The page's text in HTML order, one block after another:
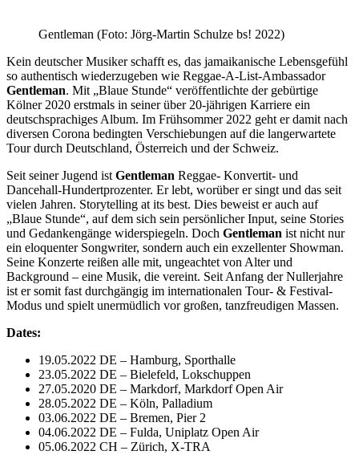
Gentleman (Foto: Jörg-Martin Schulze bs! 2022)
Kein deutscher Musiker schafft es, das jamaikanische Lebensgefühl
so authentisch wiederzugeben wie Reggae-A-List-Ambassador
Gentleman. Mit „Blaue Stunde“ veröffentlichte der gebürtige
Kölner 2020 erstmals in seiner über 20-jährigen Karriere ein
deutschsprachiges Album. Im Frühsommer 2022 geht er damit nach
diversen Corona bedingten Verschiebungen auf die langerwartete
Tour durch Deutschland, Österreich und der Schweiz.
Seit seiner Jugend ist Gentleman Reggae- Konvertit- und
Dancehall-Hundertprozenter. Er lebt, worüber er singt und das seit
vielen Jahren. Storytelling at its best. Dies beweist er auch auf
„Blaue Stunde“, auf dem sich sein persönlicher Input, seine Stories
und Gedankengänge widerspiegeln. Doch Gentleman ist nicht nur
ein eloquenter Songwriter, sondern auch ein exzellenter Showman.
Seine Konzerte reißen alle mit, ungeachtet von Alter und
Background – eine Musik, die vereint. Seit Anfang der Nullerjahre
ist er somit fast durchgängig im internationalen Tour- & Festival-
Modus und spielt unermüdlich vor großen, tanzfreudigen Massen.
Dates:
19.05.2022 DE – Hamburg, Sporthalle
23.05.2022 DE – Bielefeld, Lokschuppen
27.05.2020 DE – Markdorf, Markdorf Open Air
28.05.2022 DE – Köln, Palladium
03.06.2022 DE – Bremen, Pier 2
04.06.2022 DE – Fulda, Uniplatz Open Air
05.06.2022 CH – Zürich, X-TRA